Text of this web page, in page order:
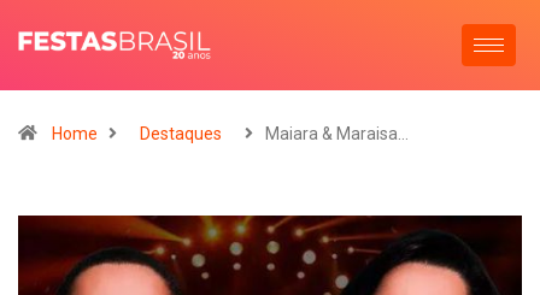
Home Destaques Maiara & Maraisa…